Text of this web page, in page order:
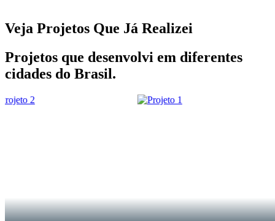
Veja Projetos Que Já Realizei
Projetos que desenvolvi em diferentes
cidades do Brasil.